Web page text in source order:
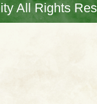
All Rights